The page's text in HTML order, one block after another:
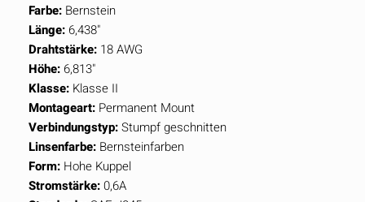
Farbe: Bernstein
Länge: 6,438"
Drahtstärke: 18 AWG
Höhe: 6,813"
Klasse: Klasse II
Montageart: Permanent Mount
Verbindungstyp:Stumpf geschnitten
Linsenfarbe: Bernsteinfarben
Form: Hohe Kuppel
Stromstärke:0,6A